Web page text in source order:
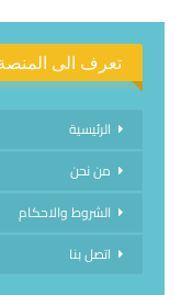
تعرف الى
الرئيسية
من نحن
الشروط والاحكام
اتصل بنا